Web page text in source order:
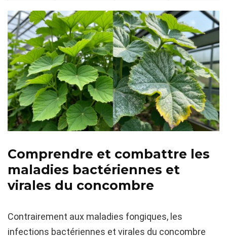
Comprendre et combattre les
maladies bactériennes et
virales du concombre
Contrairement aux maladies fongiques, les
infections bactériennes et virales du concombre